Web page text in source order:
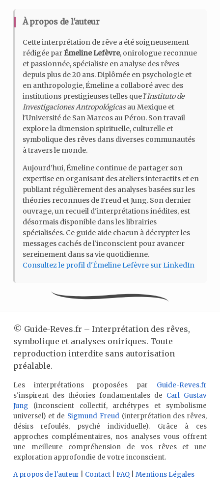
À propos de l'auteur
Cette interprétation de rêve a été soigneusement
rédigée parÉmeline Lefèvre, onirologue reconnue
et passionnée, spécialiste en analyse des rêves
depuis plus de 20 ans. Diplômée en psychologie et
en anthropologie, Émeline a collaboré avec des
institutions prestigieuses telles que l'Instituto de
Investigaciones Antropológicasau Mexique et
l'Université de San Marcos au Pérou. Son travail
explore la dimension spirituelle, culturelle et
symbolique des rêves dans diverses communautés
à travers le monde.
Aujourd’hui, Émeline continue de partager son
expertise en organisant des ateliers interactifs et en
publiant régulièrement des analyses basées sur les
théories reconnues de Freud et Jung. Son dernier
ouvrage, un recueil d'interprétations inédites, est
désormais disponible dans les librairies
spécialisées. Ce guide aide chacun à décrypter les
messages cachés de l'inconscient pour avancer
sereinement dans sa vie quotidienne.
Consultez le profil d'Émeline Lefèvre sur LinkedIn
© Guide-Reves.fr – Interprétation des rêves,
symbolique et analyses oniriques. Toute
reproduction interdite sans autorisation
préalable.
Les interprétations proposées par Guide-Reves.fr
s'inspirent des théories fondamentales de Carl Gustav
Jung(inconscient collectif, archétypes et symbolisme
universel) et de Sigmund Freud(interprétation des rêves,
désirs refoulés, psyché individuelle). Grâce à ces
approches complémentaires, nos analyses vous offrent
une meilleure compréhension de vos rêves et une
exploration approfondie de votre inconscient.
A propos de l'auteur Contact| FAQ| Mentions Légales